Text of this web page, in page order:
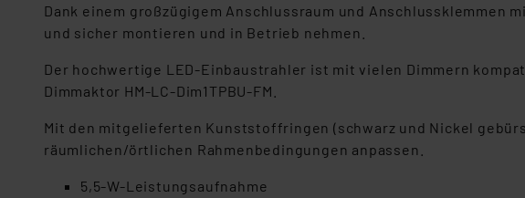
Dank einem großzügigem Anschlussraum und
und sicher montieren und in Betrieb nehmen.
Der hochwertige LED-Einbaustrahler ist mit vielen Dimmern
Dimmaktor HM-LC-Dim1TPBU-FM.
Mit den mitgelieferten Kunststoffringen (schwarz und Nickel
räumlichen/örtlichen Rahmenbedingungen anpassen.
5,5-W-Leistungsaufnahme